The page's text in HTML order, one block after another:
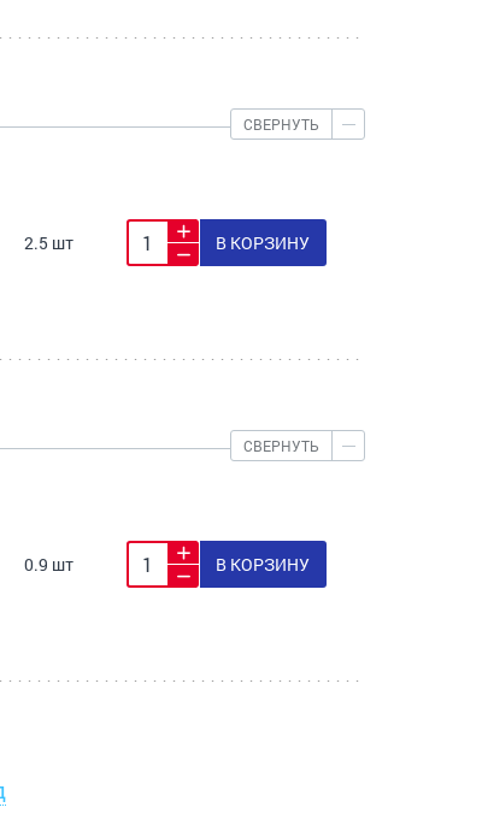
СВЕРНУТЬ
2.5 шт В КОРЗИНУ
СВЕРНУТЬ
0.9 шт В КОРЗИНУ